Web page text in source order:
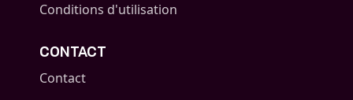
Conditions d'utilisation
CONTACT
Contact